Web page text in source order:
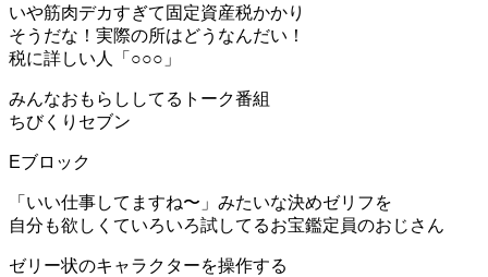
いや筋肉デカすぎて固定資産税かかり
そうだな！実際の所はどうなんだい！
税に詳しい人「○○○」
みんなおもらししてるトーク番組
ちびくりセブン
Eブロック
「いい仕事してますね〜」みたいな決めゼリフを
自分も欲しくていろいろ試してるお宝鑑定員のおじさん
ゼリー状のキャラクターを操作する